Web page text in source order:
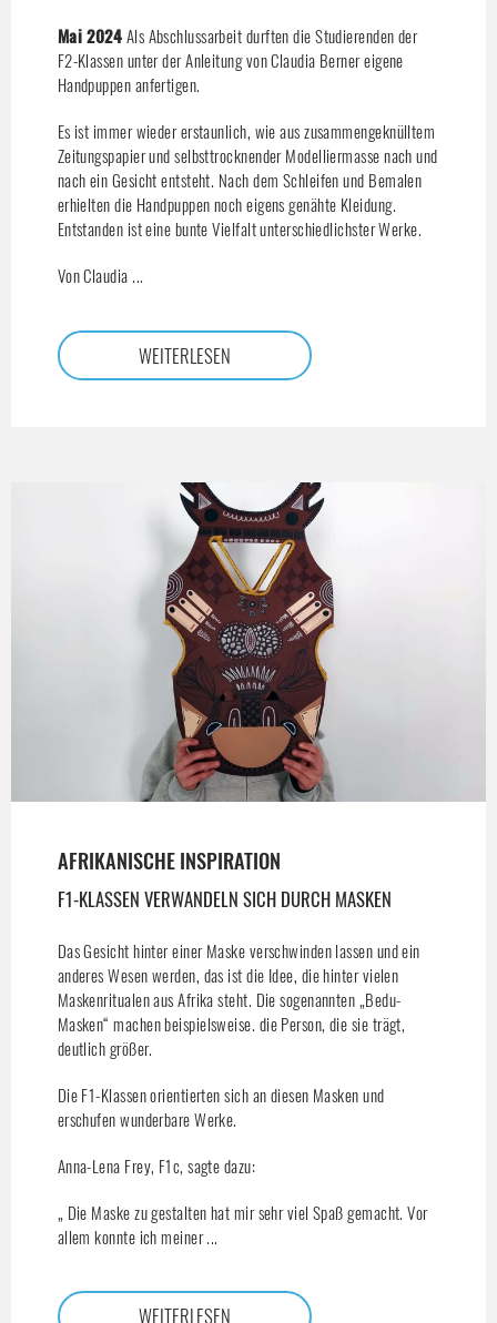
Mai 2024Als Abschlussarbeit durften die Studierenden der
F2-Klassen unter der Anleitung von Claudia Berner eigene
Handpuppen anfertigen.
Es ist immer wieder erstaunlich, wie aus zusammengeknülltem
Zeitungspapier und selbsttrocknender Modelliermasse nach und
nach ein Gesicht entsteht. Nach dem Schleifen und Bemalen
erhielten die Handpuppen noch eigens genähte Kleidung.
Entstanden ist eine bunte Vielfalt unterschiedlichster Werke.
Von Claudia ...
WEITERLESEN
AFRIKANISCHE INSPIRATION
F1-KLASSEN VERWANDELN SICH DURCH MASKEN
Das Gesicht hinter einer Maske verschwinden lassen und ein
anderes Wesen werden, das ist die Idee, die hinter vielen
Maskenritualen aus Afrika steht. Die sogenannten „Bedu-
Masken“ machen beispielsweise. die Person, die sie trägt,
deutlich größer.
Die F1-Klassen orientierten sich an diesen Masken und
erschufen wunderbare Werke.
Anna-Lena Frey, F1c, sagte dazu:
„ Die Maske zu gestalten hat mir sehr viel Spaß gemacht. Vor
allem konnte ich meiner ...
WEITERLESEN